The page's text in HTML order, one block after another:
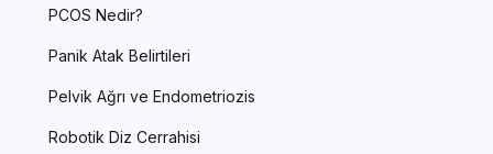
PCOS Nedir?
Panik Atak Belirtileri
Pelvik Ağrı ve Endometriozis
Robotik Diz Cerrahisi